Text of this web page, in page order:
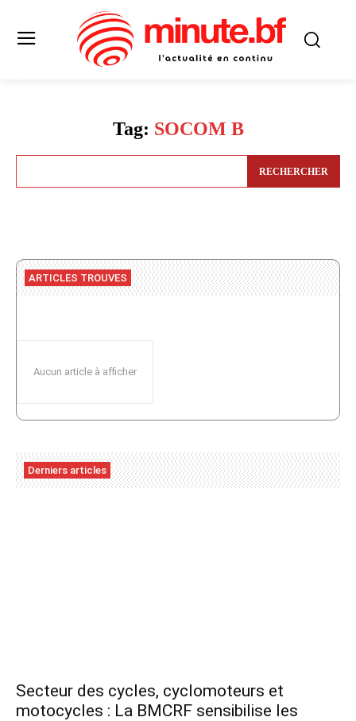
Tag: SOCOM B
RECHERCHER
ARTICLES TROUVES
Aucun article à afficher
Derniers articles
Secteur des cycles, cyclomoteurs et
motocycles : La BMCRF sensibilise les